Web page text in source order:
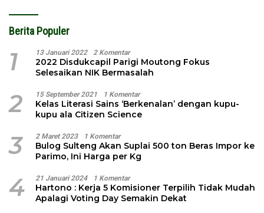
Berita Populer
1 13 Januari 2022 2 Komentar
2022 Disdukcapil Parigi Moutong Fokus
Selesaikan NIK Bermasalah
2 15 September 2021 1 Komentar
Kelas Literasi Sains ‘Berkenalan’ dengan kupu-
kupu ala Citizen Science
3 2 Maret 2023 1 Komentar
Bulog Sulteng Akan Suplai 500 ton Beras Impor ke
Parimo, Ini Harga per Kg
4 21 Januari 2024 1 Komentar
Hartono : Kerja 5 Komisioner Terpilih Tidak Mudah
Apalagi Voting Day Semakin Dekat